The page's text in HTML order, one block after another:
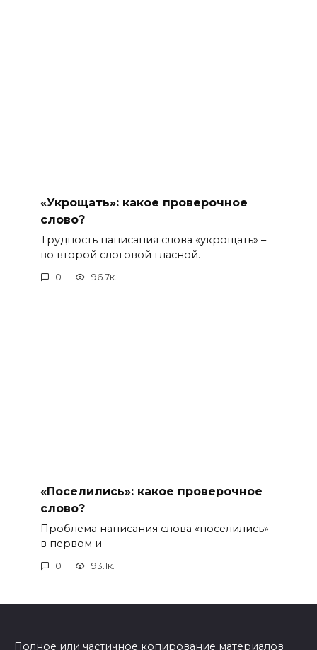
«Укрощать»: какое проверочное
слово?
Трудность написания слова «укрощать» –
во второй слоговой гласной.
0 96.7к.
«Поселились»: какое проверочное
слово?
Проблема написания слова «поселились» –
в первом и
0 93.1к.
Полное или частичное копирование материалов